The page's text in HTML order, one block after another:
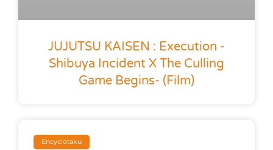
JUJUTSU KAISEN : Execution -
Shibuya Incident X The Culling
Game Begins- (film)
Encyclotaku